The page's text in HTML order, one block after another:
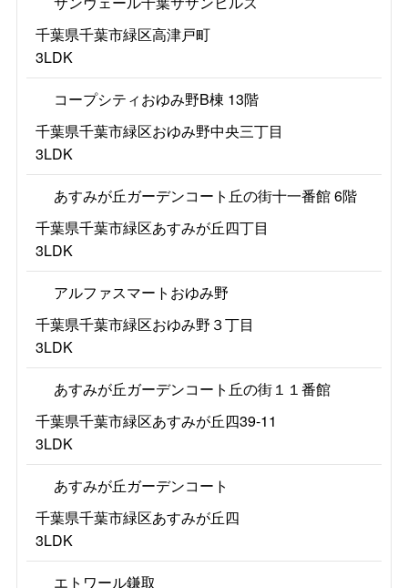
千葉県千葉市緑区高津戸町
3LDK
コープシティおゆみ野B棟 13階
千葉県千葉市緑区おゆみ野中央三丁目
3LDK
あすみが丘ガーデンコート丘の街十一番館 6階
千葉県千葉市緑区あすみが丘四丁目
3LDK
アルファスマートおゆみ野
千葉県千葉市緑区おゆみ野３丁目
3LDK
あすみが丘ガーデンコート丘の街１１番館
千葉県千葉市緑区あすみが丘四39-11
3LDK
あすみが丘ガーデンコート
千葉県千葉市緑区あすみが丘四
3LDK
エトワール鎌取